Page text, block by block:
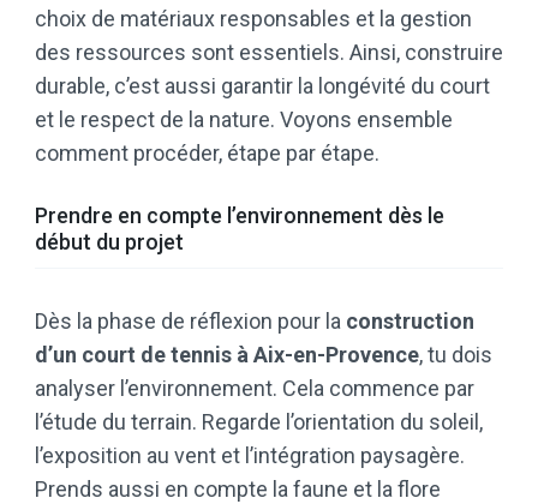
choix de matériaux responsables et la gestion
des ressources sont essentiels. Ainsi, construire
durable, c’est aussi garantir la longévité du court
et le respect de la nature. Voyons ensemble
comment procéder, étape par étape.
Prendre en compte l’environnement dès le
début du projet
Dès la phase de réflexion pour la construction
d’un court de tennis à Aix-en-Provence, tu dois
analyser l’environnement. Cela commence par
l’étude du terrain. Regarde l’orientation du soleil,
l’exposition au vent et l’intégration paysagère.
Prends aussi en compte la faune et la flore